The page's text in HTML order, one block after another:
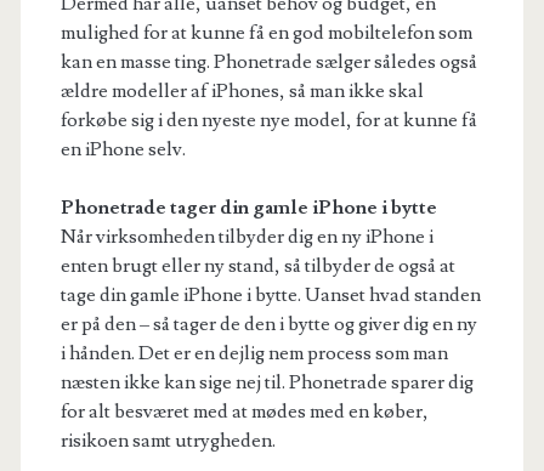
mulighed for at kunne få en god mobiltelefon som
kan en masse ting. Phonetrade sælger således også
ældre modeller af iPhones, så man ikke skal
forkøbe sig i den nyeste nye model, for at kunne få
en iPhone selv.
Phonetrade tager din gamle iPhone i bytte
Når virksomheden tilbyder dig en ny iPhone i
enten brugt eller ny stand, så tilbyder de også at
tage din gamle iPhone i bytte. Uanset hvad standen
er på den – så tager de den i bytte og giver dig en ny
i hånden. Det er en dejlig nem process som man
næsten ikke kan sige nej til. Phonetrade sparer dig
for alt besværet med at mødes med en køber,
risikoen samt utrygheden.